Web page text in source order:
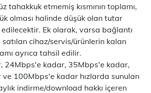
tahakkuk etmemiş kısmının toplamı,
olması halinde düşük olan tutar
Ek olarak, varsa bağlantı
cihaz/servis/ürünlerin kalan
ayrıca tahsil edilir.
24Mbps'e kadar, 35Mbps'e kadar,
100Mbps'e kadar hızlarda sunulan
indirme/download hakkı içeren